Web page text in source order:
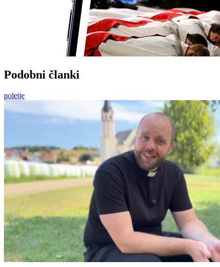
Podobni članki
poletje